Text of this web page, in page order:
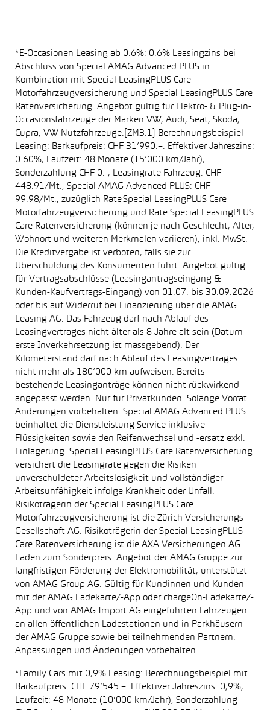
*E-Occasionen Leasing ab 0.6%: 0.6% Leasingzins bei
Abschluss von Special AMAG Advanced PLUS in
Kombination mit Special LeasingPLUS Care
Motorfahrzeugversicherung und Special LeasingPLUS Care
Ratenversicherung. Angebot gültig für Elektro- & Plug-in-
Occasionsfahrzeuge der Marken VW, Audi, Seat, Skoda,
Cupra, VW Nutzfahrzeuge.[ZM3.1] Berechnungsbeispiel
Leasing: Barkaufpreis: CHF 31’990.–. Effektiver Jahreszins:
0.60%, Laufzeit: 48 Monate (15’000 km/Jahr),
Sonderzahlung CHF 0.-, Leasingrate Fahrzeug: CHF
448.91/Mt., Special AMAG Advanced PLUS: CHF
99.98/Mt., zuzüglich Rate Special LeasingPLUS Care
Motorfahrzeugversicherung und Rate Special LeasingPLUS
Care Ratenversicherung (können je nach Geschlecht, Alter,
Wohnort und weiteren Merkmalen variieren), inkl. MwSt.
Die Kreditvergabe ist verboten, falls sie zur
Überschuldung des Konsumenten führt. Angebot gültig
für Vertragsabschlüsse (Leasingantragseingang &
Kunden-Kaufvertrags-Eingang) von 01.07. bis 30.09.2026
oder bis auf Widerruf bei Finanzierung über die AMAG
Leasing AG. Das Fahrzeug darf nach Ablauf des
Leasingvertrages nicht älter als 8 Jahre alt sein (Datum
erste Inverkehrsetzung ist massgebend). Der
Kilometerstand darf nach Ablauf des Leasingvertrages
nicht mehr als 180’000 km aufweisen. Bereits
bestehende Leasinganträge können nicht rückwirkend
angepasst werden. Nur für Privatkunden. Solange Vorrat.
Änderungen vorbehalten. Special AMAG Advanced PLUS
beinhaltet die Dienstleistung Service inklusive
Flüssigkeiten sowie den Reifenwechsel und -ersatz exkl.
Einlagerung. Special LeasingPLUS Care Ratenversicherung
versichert die Leasingrate gegen die Risiken
unverschuldeter Arbeitslosigkeit und vollständiger
Arbeitsunfähigkeit infolge Krankheit oder Unfall.
Risikoträgerin der Special LeasingPLUS Care
Motorfahrzeugversicherung ist die Zürich Versicherungs-
Gesellschaft AG. Risikoträgerin der Special LeasingPLUS
Care Ratenversicherung ist die AXA Versicherungen AG.
Laden zum Sonderpreis: Angebot der AMAG Gruppe zur
langfristigen Förderung der Elektromobilität, unterstützt
von AMAG Group AG. Gültig für Kundinnen und Kunden
mit der AMAG Ladekarte/-App oder chargeOn-Ladekarte/-
App und von AMAG Import AG eingeführten Fahrzeugen
an allen öffentlichen Ladestationen und in Parkhäusern
der AMAG Gruppe sowie bei teilnehmenden Partnern.
Anpassungen und Änderungen vorbehalten.
*Family Cars mit 0,9% Leasing: Berechnungsbeispiel mit
Barkaufpreis: CHF 79’545.–. Effektiver Jahreszins: 0,9%,
Laufzeit: 48 Monate (10’000 km/Jahr), Sonderzahlung